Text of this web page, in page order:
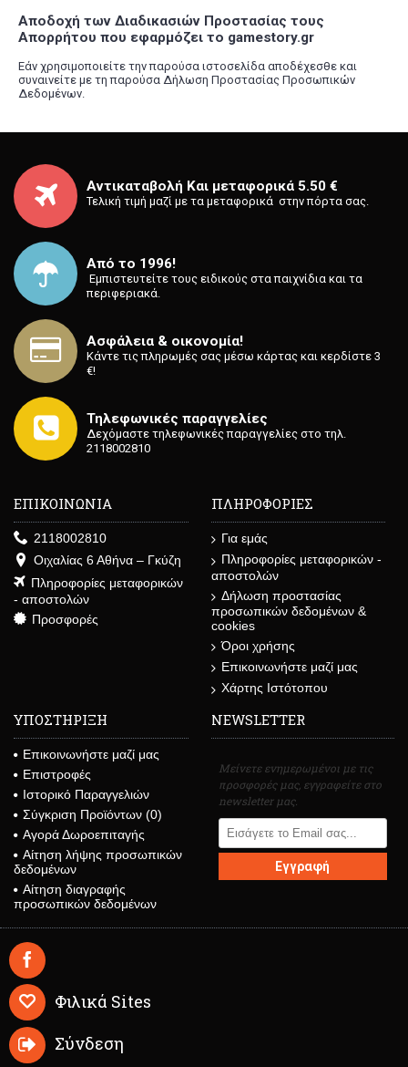
Αποδοχή των Διαδικασιών Προστασίας τους
Απορρήτου που εφαρμόζει το gamestory.gr
Εάν χρησιμοποιείτε την παρούσα ιστοσελίδα αποδέχεσθε και
συναινείτε με τη παρούσα Δήλωση Προστασίας Προσωπικών
Δεδομένων.
Αντικαταβολή Και μεταφορικά 5.50 €
Τελική τιμή μαζί με τα μεταφορικά στην πόρτα σας.
Από το 1996!
⁡ Εμπιστευτείτε τους ειδικούς στα παιχνίδια και τα
περιφεριακά.
Ασφάλεια & οικονομία!
Κάντε τις πληρωμές σας μέσω κάρτας και κερδίστε 3
€!
Τηλεφωνικές παραγγελίες
Δεχόμαστε τηλεφωνικές παραγγελίες στο τηλ.
2118002810
ΕΠΙΚΟΙΝΩΝΙΑ
2118002810
Οιχαλίας 6 Αθήνα – Γκύζη
Πληροφορίες μεταφορικών
- αποστολών
Προσφορές
ΠΛΗΡΟΦΟΡΙΕΣ
Για εμάς
Πληροφορίες μεταφορικών -
αποστολών
Δήλωση προστασίας
προσωπικών δεδομένων &
cookies
Όροι χρήσης
Επικοινωνήστε μαζί μας
Χάρτης Ιστότοπου
ΥΠΟΣΤΗΡΙΞΗ
Επικοινωνήστε μαζί μας
Επιστροφές
Ιστορικό Παραγγελιών
Σύγκριση Προϊόντων (0)
Αγορά Δωροεπιταγής
Αίτηση λήψης προσωπικών
δεδομένων
Αίτηση διαγραφής
προσωπικών δεδομένων
NEWSLETTER
Μείνετε ενημερωμένοι με τις
προσφορές μας, εγγραφείτε στο
newsletter μας.
Εγγραφή
Φιλικά Sites
Σύνδεση